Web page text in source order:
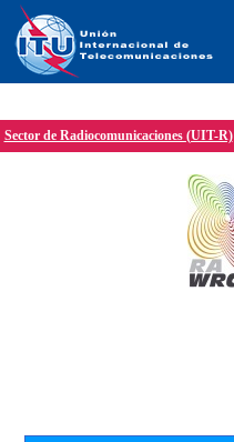
Sector de Radiocomunicaciones (UIT-R)